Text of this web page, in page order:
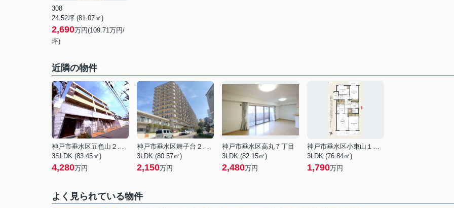
308
24.52坪 (81.07㎡)
2,690万円(109.71万円/
坪)
近隣の物件
神戸市垂水区五色山２丁目
3SLDK (83.45㎡)
4,280万円
神戸市垂水区舞子台２丁目
3LDK (80.57㎡)
2,150万円
神戸市垂水区高丸７丁目
3LDK (82.15㎡)
2,480万円
神戸市垂水区小束山１丁目
3LDK (76.84㎡)
1,790万円
よく見られている物件